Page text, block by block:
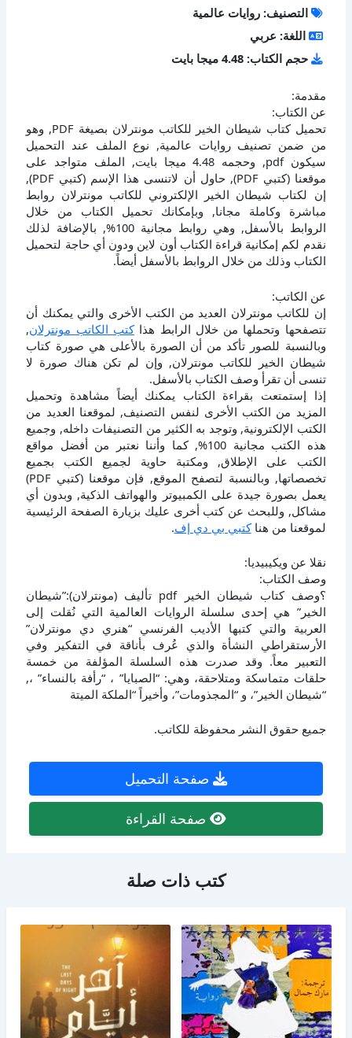
التصنيف: روايات عالمية
اللغة: عربي
حجم الكتاب: 4.48 ميجا بايت
مقدمة:
عن الكتاب:
تحميل كتاب شيطان الخير للكاتب مونترلان بصيغة PDF, وهو
من ضمن تصنيف روايات عالمية, نوع الملف عند التحميل
سيكون pdf, وحجمه 4.48 ميجا بايت, الملف متواجد على
موقعنا (كتبي PDF), حاول أن لاتنسى هذا الإسم (كتبي PDF),
إن لكتاب شيطان الخير الإلكتروني للكاتب مونترلان روابط
مباشرة وكاملة مجانا, وبإمكانك تحميل الكتاب من خلال
الروابط بالأسفل, وهي روابط مجانية 100%, بالإضافة لذلك
نقدم لكم إمكانية قراءة الكتاب أون لاين ودون أي حاجة لتحميل
الكتاب وذلك من خلال الروابط بالأسفل أيضاً.
عن الكاتب:
إن للكاتب مونترلان العديد من الكتب الأخرى والتي يمكنك أن
تتصفحها وتحملها من خلال الرابط هذاكتب الكاتب مونترلان,
وبالنسبة للصور تأكد من أن الصورة بالأعلى هي صورة كتاب
شيطان الخير للكاتب مونترلان, وإن لم تكن هناك صورة لا
تنسى أن تقرأ وصف الكتاب بالأسفل.
إذا إستمتعت بقراءة الكتاب يمكنك أيضاً مشاهدة وتحميل
المزيد من الكتب الأخرى لنفس التصنيف, لموقعنا العديد من
الكتب الإلكترونية, وتوجد به الكثير من التصنيفات داخله, وجميع
هذه الكتب مجانية 100%, كما وأننا نعتبر من أفضل مواقع
الكتب على الإطلاق, ومكتبة حاوية لجميع الكتب بجميع
تخصصاتها, وبالنسبة لتصفح الموقع, فإن موقعنا (كتبي PDF)
يعمل بصورة جيدة على الكمبيوتر والهواتف الذكية, وبدون أي
مشاكل, وللبحث عن كتب أخرى عليك بزيارة الصفحة الرئيسية
لموقعنا من هناكتبي بي دي إف.
نقلا عن ويكيبيديا:
وصف الكتاب:
؟وصف كتاب شيطان الخير pdf تأليف (مونترلان):”شيطان
الخير” هي إحدى سلسلة الروايات العالمية التي نُقلت إلى
العربية والتي كتبها الأديب الفرنسي “هنري دي مونترلان”
الأرستقراطي النشأة والذي عُرف بأناقة في التفكير وفي
التعبير معاً. وقد صدرت هذه السلسلة المؤلفة من خمسة
حلقات متماسكة ومتلاحقة، وهي: “الصبايا” ، “رأفة بالنساء” ،,
“شيطان الخير”، و “المجذومات”، وأخيراً “الملكة الميتة
جميع حقوق النشر محفوظة للكاتب.
صفحة التحميل
صفحة القراءة
كتب ذات صلة